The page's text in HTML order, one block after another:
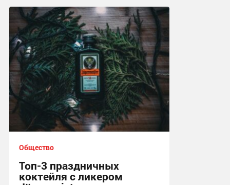
13:01, 15.02.2026
Общество
Топ-3 праздничных
коктейля с ликером